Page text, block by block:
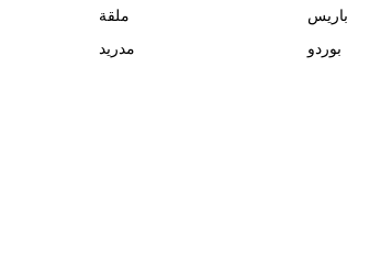
ملقة
مدريد
باريس
بوردو